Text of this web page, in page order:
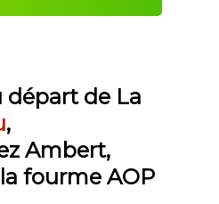
départ de La
,
Ambert,
fourme AOP